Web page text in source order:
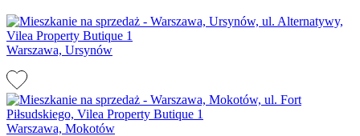
Warszawa, Ursynów
Warszawa, Mokotów